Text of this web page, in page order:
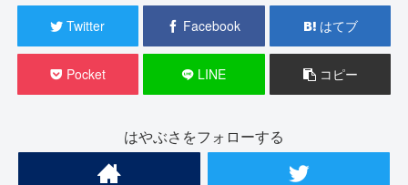
Twitter Facebook はてブ
Pocket LINE コピー
はやぶさをフォローする